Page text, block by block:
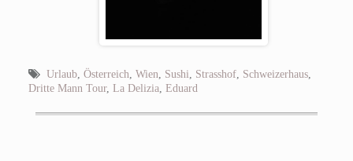
Urlaub, Österreich, Wien, Sushi, Strasshof, Schweizerhaus,
Dritte Mann Tour, La Delizia, Eduard